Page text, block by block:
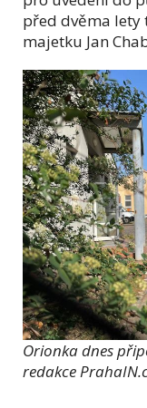
před dvěma
majetku Jan
Orionka dnes
redakce